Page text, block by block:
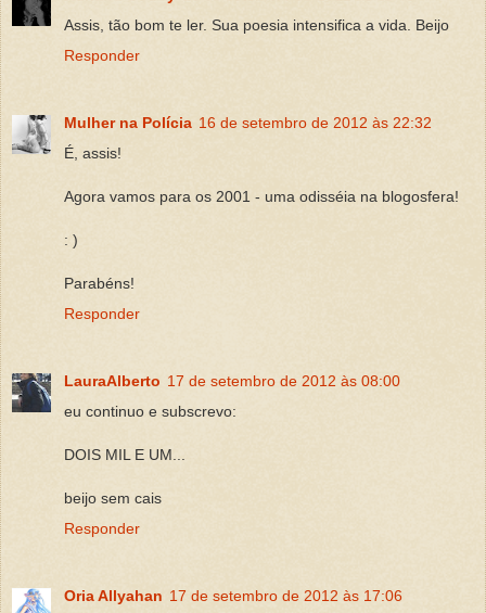
Assis, tão bom te ler. Sua poesia intensifica a vida. Beijo
Responder
Mulher na Polícia 16 de setembro de 2012 às 22:32
É, assis!
Agora vamos para os 2001 - uma odisséia na blogosfera!
: )
Parabéns!
Responder
LauraAlberto 17 de setembro de 2012 às 08:00
eu continuo e subscrevo:
DOIS MIL E UM...
beijo sem cais
Responder
Oria Allyahan 17 de setembro de 2012 às 17:06